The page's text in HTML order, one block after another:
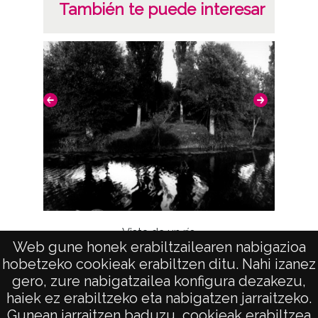
Web gune honek erabiltzailearen nabigazioa
hobetzeko cookieak erabiltzen ditu. Nahi izanez
gero, zure nabigatzailea konfigura dezakezu,
haiek ez erabiltzeko eta nabigatzen jarraitzeko.
Licencia de las imágenes
También te puede interesar
Vista de un río